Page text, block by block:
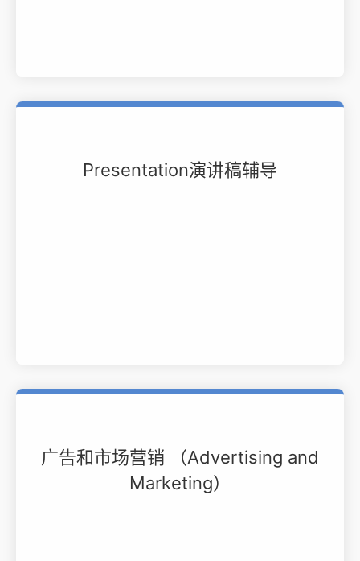
Presentation演讲稿辅导
广告和市场营销 （Advertising and
Marketing）